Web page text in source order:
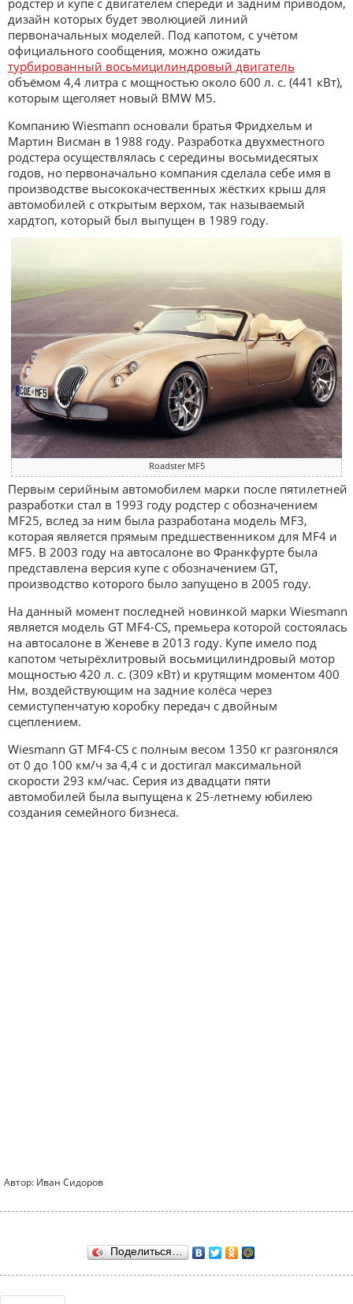
дизайн которых будет эволюцией линий
первоначальных моделей. Под капотом, с учётом
официального сообщения, можно ожидать
турбированный восьмицилиндровый двигатель
объёмом 4,4 литра с мощностью около 600 л. с. (441 кВт),
которым щеголяет новый BMW M5.
Компанию Wiesmann основали братья Фридхельм и
Мартин Висман в 1988 году. Разработка двухместного
родстера осуществлялась с середины восьмидесятых
годов, но первоначально компания сделала себе имя в
производстве высококачественных жёстких крыш для
автомобилей с открытым верхом, так называемый
хардтоп, который был выпущен в 1989 году.
Roadster MF5
Первым серийным автомобилем марки после пятилетней
разработки стал в 1993 году родстер с обозначением
MF25, вслед за ним была разработана модель MF3,
которая является прямым предшественником для MF4 и
MF5. В 2003 году на автосалоне во Франкфурте была
представлена версия купе с обозначением GT,
производство которого было запущено в 2005 году.
На данный момент последней новинкой марки Wiesmann
является модель GT MF4-CS, премьера которой состоялась
на автосалоне в Женеве в 2013 году. Купе имело под
капотом четырёхлитровый восьмицилиндровый мотор
мощностью 420 л. с. (309 кВт) и крутящим моментом 400
Нм, воздействующим на задние колёса через
семиступенчатую коробку передач с двойным
сцеплением.
Wiesmann GT MF4-CS с полным весом 1350 кг разгонялся
от 0 до 100 км/ч за 4,4 с и достигал максимальной
скорости 293 км/час. Серия из двадцати пяти
автомобилей была выпущена к 25-летнему юбилею
создания семейного бизнеса.
Автор: Иван Сидоров
Поделиться…